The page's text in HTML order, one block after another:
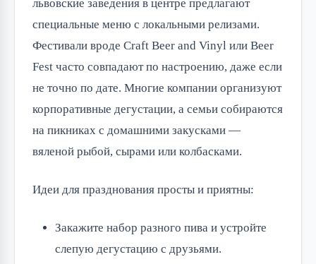
львовские заведения в центре предлагают
специальные меню с локальными релизами.
Фестивали вроде Craft Beer and Vinyl или Beer
Fest часто совпадают по настроению, даже если
не точно по дате. Многие компании организуют
корпоративные дегустации, а семьи собираются
на пикниках с домашними закусками —
вяленой рыбой, сырами или колбасками.
Идеи для празднования просты и приятны:
Закажите набор разного пива и устройте
слепую дегустацию с друзьями.